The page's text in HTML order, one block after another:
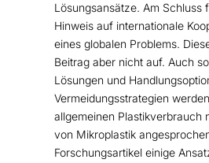
Lösungsansätze. Am Schluss
Hinweis auf internationale
eines globalen Problems.
Beitrag aber nicht auf. Auch
Lösungen und
Vermeidungsstrategien
allgemeinen Plastikverbrauch
von Mikroplastik
Forschungsartikel einige